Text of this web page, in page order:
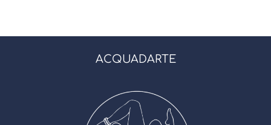
ACQUADARTE